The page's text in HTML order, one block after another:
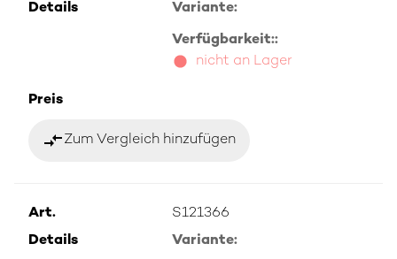
Details
Variante:
Verfügbarkeit::
nicht an Lager
Preis
compare_arrowsZum Vergleich hinzufügen
Art.
S121366
Details
Variante: